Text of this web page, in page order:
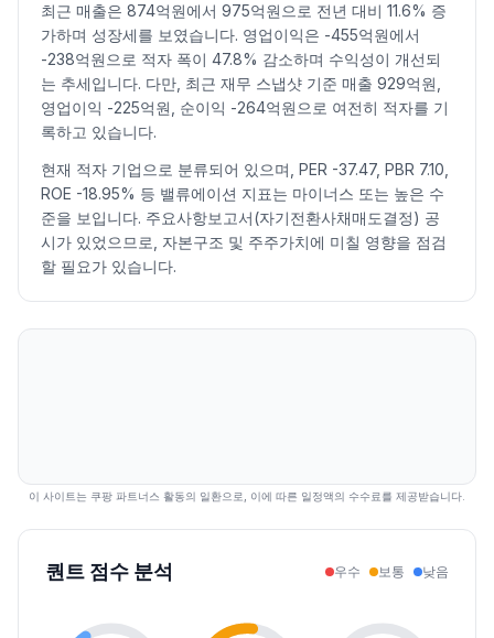
2026.07.16
16210162101505015080-8.22 140671
2026.07.20
14930149301381013890-7.89166167
2026.07.21
1400014290 13450141501.87 115188
2026.07.22
146101555014550 147103.96 152955
2026.07.23
1520017200
2026.07.24
16500176001511015290-9.42194516
2026.07.27
16230 1626015300156802.55 136126
2026.07.28
15650156501401014550-7.21 203502
2026.07.29
145501499012100 13300-8.59343727
2026.07.30
1345013590
최근 매출은 874억원에서 975억원으로 전년 대비 11.6% 증
가하며 성장세를 보였습니다. 영업이익은 -455억원에서
-238억원으로 적자 폭이 47.8% 감소하며 수익성이 개선되
는 추세입니다. 다만, 최근 재무 스냅샷 기준 매출 929억원,
영업이익 -225억원, 순이익 -264억원으로 여전히 적자를 기
록하고 있습니다.
현재 적자 기업으로 분류되어 있으며, PER -37.47, PBR 7.10,
ROE -18.95% 등 밸류에이션 지표는 마이너스 또는 높은 수
준을 보입니다. 주요사항보고서(자기전환사채매도결정) 공
시가 있었으므로, 자본구조 및 주주가치에 미칠 영향을 점검
할 필요가 있습니다.
이 사이트는 쿠팡 파트너스 활동의 일환으로, 이에 따른 일정액의 수수료를 제공받습니다.
퀀트 점수 분석 우수 보통 낮음